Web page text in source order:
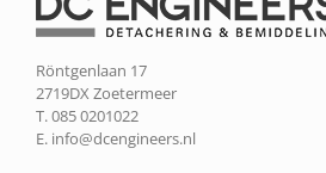
Röntgenlaan 17
2719DX Zoetermeer
T. 085 0201022
E. info@dcengineers.nl